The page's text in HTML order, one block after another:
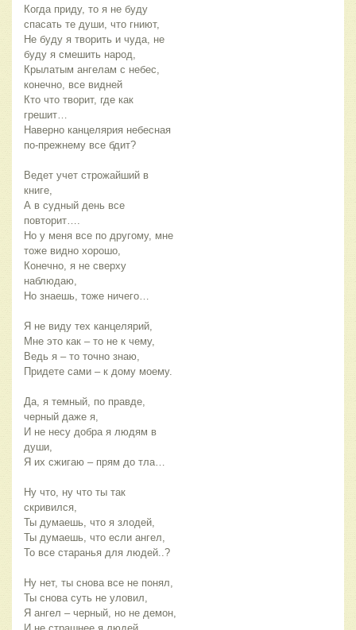
Когда приду, то я не буду
спасать те души, что гниют,
Не буду я творить и чуда, не
буду я смешить народ,
Крылатым ангелам с небес,
конечно, все видней
Кто что творит, где как
грешит…
Наверно канцелярия небесная
по-прежнему все бдит?
Ведет учет строжайший в
книге,
А в судный день все
повторит….
Но у меня все по другому, мне
тоже видно хорошо,
Конечно, я не сверху
наблюдаю,
Но знаешь, тоже ничего…
Я не виду тех канцелярий,
Мне это как – то не к чему,
Ведь я – то точно знаю,
Придете сами – к дому моему.
Да, я темный, по правде,
черный даже я,
И не несу добра я людям в
души,
Я их сжигаю – прям до тла…
Ну что, ну что ты так
скривился,
Ты думаешь, что я злодей,
Ты думаешь, что если ангел,
То все старанья для людей..?
Ну нет, ты снова все не понял,
Ты снова суть не уловил,
Я ангел – черный, но не демон,